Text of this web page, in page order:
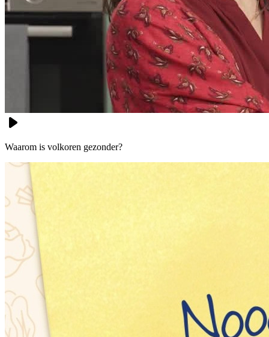
Waarom is volkoren gezonder?